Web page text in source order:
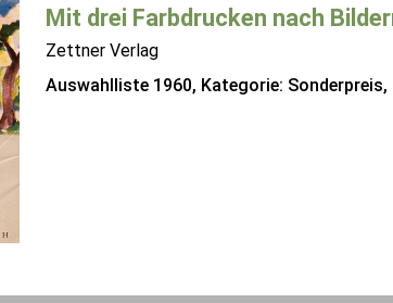
Mit drei Farbdrucken nach
Zettner Verlag
Auswahlliste 1960, Kategorie: